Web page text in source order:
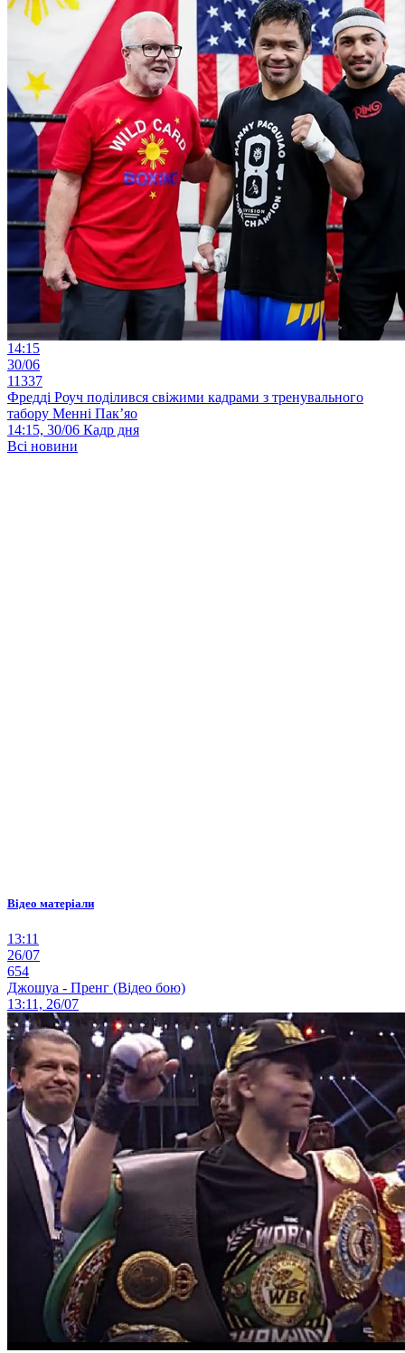
14:15
30/06
11337
Фредді Роуч поділився свіжими кадрами з тренувального
табору Менні Пак’яо
14:15, 30/06 Кадр дня
Всі новини
Відео матеріали
13:11
26/07
654
Джошуа - Пренг (Відео бою)
13:11, 26/07